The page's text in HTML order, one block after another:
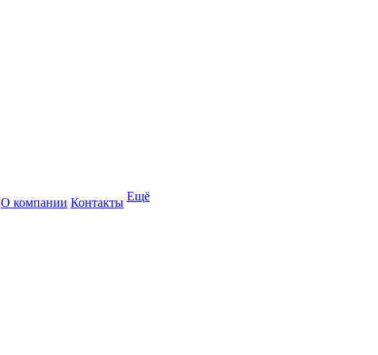
О компании Контакты Ещё